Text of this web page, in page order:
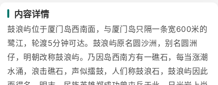
内容详情
鼓浪屿位于厦门岛西南面，与厦门岛只隔一条宽600米的
鹭江，轮渡5分钟可达。鼓浪屿原名圆沙洲，别名圆洲
仔，明朝改称鼓浪屿。乃因岛西南方有一礁石，每当涨潮
水涌，浪击礁石，声似擂鼓，人们称鼓浪石，鼓浪屿因此